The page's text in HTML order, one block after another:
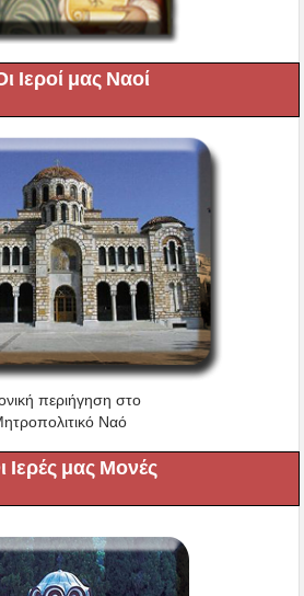
Ιεροί μας Ναοί
περιήγηση στο
Ναό
Ιερές μας Μονές